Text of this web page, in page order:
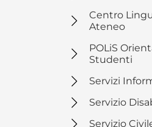
Centro
Ateneo
POLiS
Studenti
Servizi
Servizio
Servizio